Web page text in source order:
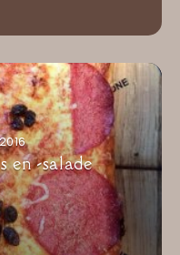
en -salade